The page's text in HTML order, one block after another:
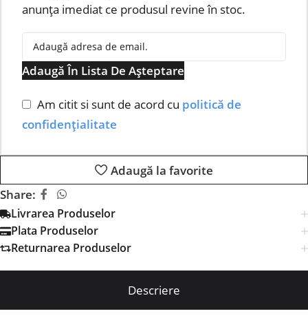
anunța imediat ce produsul revine în stoc.
Adaugă În Lista De Așteptare
Am citit si sunt de acord cu politică de
confidențialitate
Adaugă la favorite
Share:
Livrarea Produselor
Plata Produselor
Returnarea Produselor
Descriere